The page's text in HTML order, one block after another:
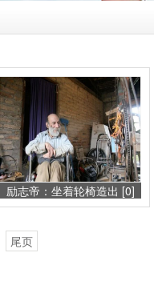
励志帝：坐着轮椅造出 [0]
尾页